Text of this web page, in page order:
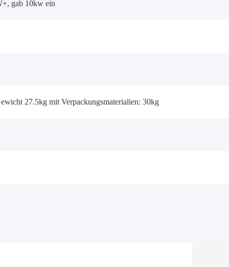
gab 10kw ein
27.5kg mit Verpackungsmaterialien: 30kg